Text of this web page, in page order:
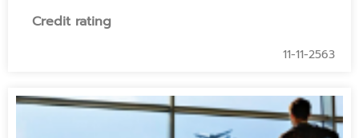
Credit rating
11-11-2563